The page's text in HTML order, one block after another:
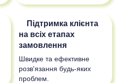
Підтримка клієнта
на всіх етапах
замовлення
Швидке та ефективне
розв'язання будь-яких
проблем.